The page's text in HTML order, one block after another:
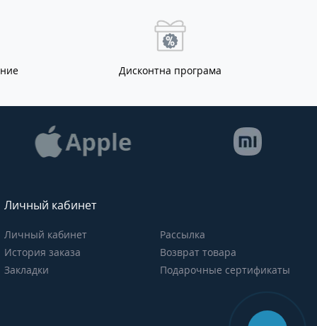
Дисконтна програма
Личный кабинет
Личный кабинет
История заказа
Закладки
Рассылка
Возврат товара
Подарочные сертификаты